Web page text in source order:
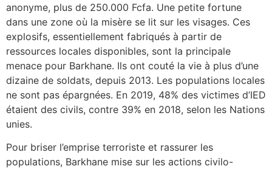
anonyme, plus de 250.000 Fcfa. Une petite fortune
dans une zone où la misère se lit sur les visages. Ces
explosifs, essentiellement fabriqués à partir de
ressources locales disponibles, sont la principale
menace pour Barkhane. Ils ont couté la vie à plus d’une
dizaine de soldats, depuis 2013. Les populations locales
ne sont pas épargnées. En 2019, 48% des victimes d’IED
étaient des civils, contre 39% en 2018, selon les Nations
unies.
Pour briser l’emprise terroriste et rassurer les
populations, Barkhane mise sur les actions civilo-